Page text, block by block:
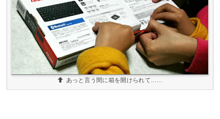
あっと言う間に箱を開けられて……